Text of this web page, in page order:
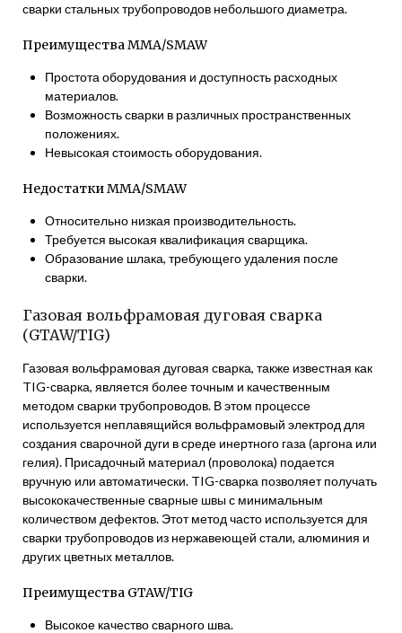
сварки стальных трубопроводов небольшого диаметра.
Преимущества MMA/SMAW
Простота оборудования и доступность расходных
материалов.
Возможность сварки в различных пространственных
положениях.
Невысокая стоимость оборудования.
Недостатки MMA/SMAW
Относительно низкая производительность.
Требуется высокая квалификация сварщика.
Образование шлака, требующего удаления после
сварки.
Газовая вольфрамовая дуговая сварка
(GTAW/TIG)
Газовая вольфрамовая дуговая сварка, также известная как
TIG-сварка, является более точным и качественным
методом сварки трубопроводов. В этом процессе
используется неплавящийся вольфрамовый электрод для
создания сварочной дуги в среде инертного газа (аргона или
гелия). Присадочный материал (проволока) подается
вручную или автоматически. TIG-сварка позволяет получать
высококачественные сварные швы с минимальным
количеством дефектов. Этот метод часто используется для
сварки трубопроводов из нержавеющей стали, алюминия и
других цветных металлов.
Преимущества GTAW/TIG
Высокое качество сварного шва.